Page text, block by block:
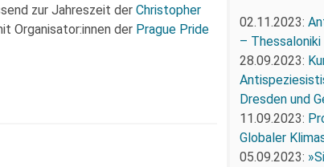
zur Jahreszeit der Christopher
Organisator:innen der Prague Pride
02.11.2023:
– Thessaloniki
28.09.2023:
Dresden und
11.09.2023:
Globaler
05.09.2023: